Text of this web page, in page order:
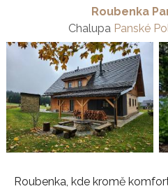
Roubenka
Chalupa Panské
Roubenka, kde kromě